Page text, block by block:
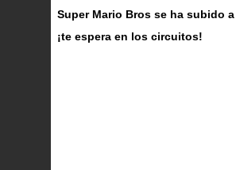
Super Mario Bros se ha subido
¡te espera en los circuitos!